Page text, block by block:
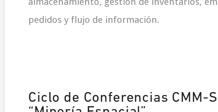
pedidos y flujo de información.
Ciclo de Conferencias CMM-